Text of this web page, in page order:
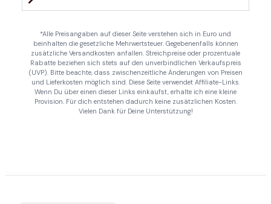
*Alle Preisangaben auf dieser Seite verstehen sich in Euro und
beinhalten die gesetzliche Mehrwertsteuer. Gegebenenfalls können
zusätzliche Versandkosten anfallen. Streichpreise oder prozentuale
Rabatte beziehen sich stets auf den unverbindlichen Verkaufspreis
(UVP). Bitte beachte, dass zwischenzeitliche Änderungen von Preisen
und Lieferkosten möglich sind. Diese Seite verwendet Affiliate-Links.
Wenn Du über einen dieser Links einkaufst, erhalte ich eine kleine
Provision. Für dich entstehen dadurch keine zusätzlichen Kosten.
Vielen Dank für Deine Unterstützung!